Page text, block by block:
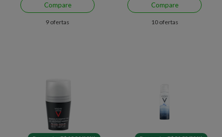
Compare
9 ofertas
Compare
10 ofertas